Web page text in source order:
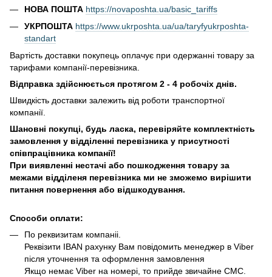
НОВА ПОШТА https://novaposhta.ua/basic_tariffs
УКРПОШТА https://www.ukrposhta.ua/ua/taryfyukrposhta-
standart
Вартість доставки покупець оплачує при одержанні товару за
тарифами компанії-перевізника.
Відправка здійснюється протягом 2 - 4 робочіх днів.
Швидкість доставки залежить від роботи транспортної
компанії.
Шановні покупці, будь ласка, перевіряйте комплектність
замовлення у відділенні перевізника у присутності
співпрацівника компанії!
При виявленні нестачі або пошкодження товару за
межами відділеня перевізника ми не зможемо вирішити
питання повернення або відшкодування.
Способи оплати:
По реквизитам компаніі.
Реквізити IBAN рахунку Вам повідомить менеджер в Viber
після уточнення та оформлення замовлення
Якщо немає Viber на номері, то прийде звичайне СМС.